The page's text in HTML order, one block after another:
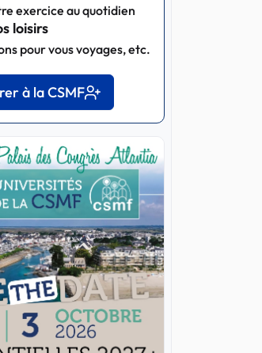
exercice au quotidien
loisirs
pour vous voyages, etc.
à la CSMF